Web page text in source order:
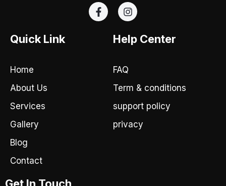
F
a
I
n
t
a
r
a
m
Quick Link
Home
About Us
Services
Gallery
Blog
Contact
Help Center
FAQ
Term & conditions
support policy
privacy
Get In Touch